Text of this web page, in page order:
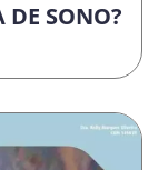
SONO?